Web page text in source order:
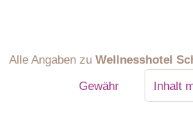
Alle Angaben zuWellnesshotel
Gewähr
Inhalt